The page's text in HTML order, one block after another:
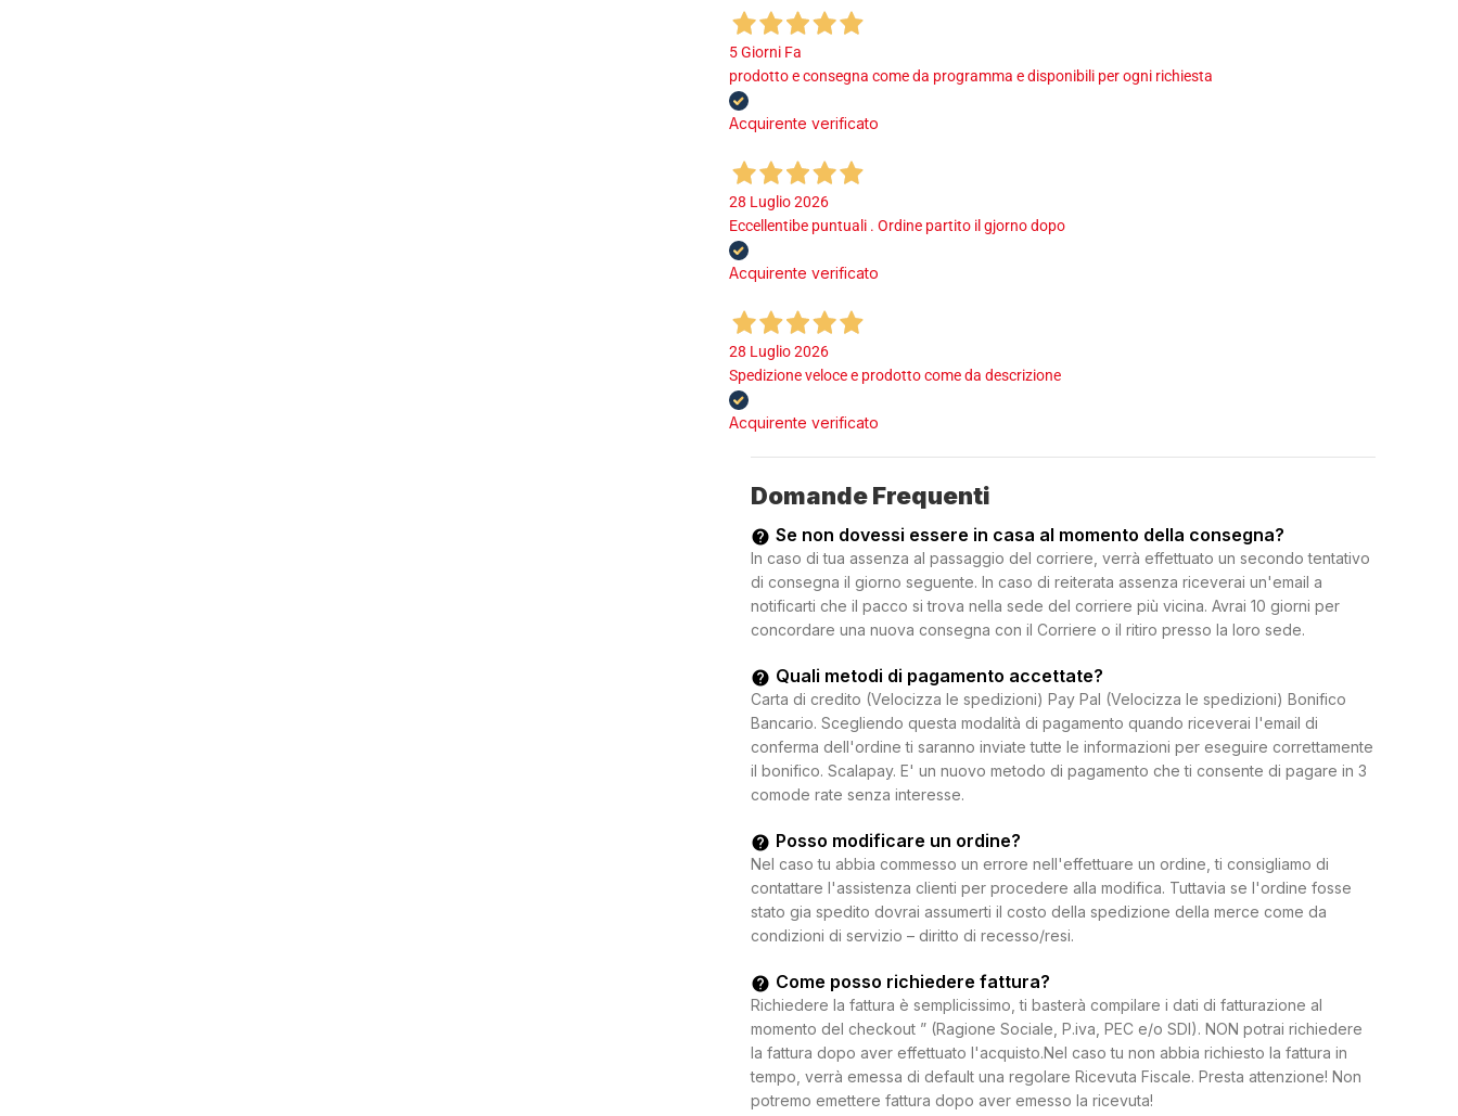
5 Giorni Fa
prodotto e consegna come da programma e disponibili per ogni richiesta
Acquirente verificato
28 Luglio 2026
Eccellentibe puntuali . Ordine partito il gjorno dopo
Acquirente verificato
28 Luglio 2026
Spedizione veloce e prodotto come da descrizione
Acquirente verificato
Domande Frequenti
Se non dovessi essere in casa al momento della consegna?
In caso di tua assenza al passaggio del corriere, verrà effettuato un secondo tentativo
di consegna il giorno seguente. In caso di reiterata assenza riceverai un'email a
notificarti che il pacco si trova nella sede del corriere più vicina. Avrai 10 giorni per
concordare una nuova consegna con il Corriere o il ritiro presso la loro sede.
Quali metodi di pagamento accettate?
Carta di credito (Velocizza le spedizioni) Pay Pal (Velocizza le spedizioni) Bonifico
Bancario. Scegliendo questa modalità di pagamento quando riceverai l'email di
conferma dell'ordine ti saranno inviate tutte le informazioni per eseguire correttamente
il bonifico. Scalapay. E' un nuovo metodo di pagamento che ti consente di pagare in 3
comode rate senza interesse.
Posso modificare un ordine?
Nel caso tu abbia commesso un errore nell'effettuare un ordine, ti consigliamo di
contattare l'assistenza clienti per procedere alla modifica. Tuttavia se l'ordine fosse
stato gia spedito dovrai assumerti il costo della spedizione della merce come da
condizioni di servizio – diritto di recesso/resi.
Come posso richiedere fattura?
Richiedere la fattura è semplicissimo, ti basterà compilare i dati di fatturazione al
momento del checkout ” (Ragione Sociale, P.iva, PEC e/o SDI). NON potrai richiedere
la fattura dopo aver effettuato l'acquisto.Nel caso tu non abbia richiesto la fattura in
tempo, verrà emessa di default una regolare Ricevuta Fiscale. Presta attenzione! Non
potremo emettere fattura dopo aver emesso la ricevuta!